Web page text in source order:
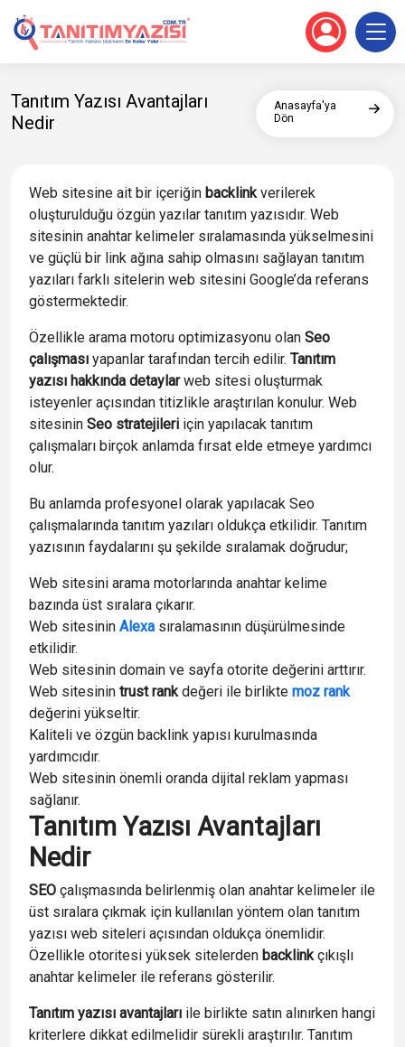
Tanıtım Yazısı Avantajları
Nedir
Anasayfa'ya
Dön
Web sitesine ait bir içeriğin backlinkverilerek
oluşturulduğu özgün yazılar tanıtım yazısıdır. Web
sitesinin anahtar kelimeler sıralamasında yükselmesini
ve güçlü bir link ağına sahip olmasını sağlayan tanıtım
yazıları farklı sitelerin web sitesini Google’da referans
göstermektedir.
Özellikle arama motoru optimizasyonu olan Seo
çalışması yapanlar tarafından tercih edilir. Tanıtım
yazısı hakkında detaylarweb sitesi oluşturmak
isteyenler açısından titizlikle araştırılan konulur. Web
sitesinin Seo stratejileri için yapılacak tanıtım
çalışmaları birçok anlamda fırsat elde etmeye yardımcı
olur.
Bu anlamda profesyonel olarak yapılacak Seo
çalışmalarında tanıtım yazıları oldukça etkilidir. Tanıtım
yazısının faydalarını şu şekilde sıralamak doğrudur;
Web sitesini arama motorlarında anahtar kelime
bazında üst sıralara çıkarır.
Web sitesinin Alexa sıralamasının düşürülmesinde
etkilidir.
Web sitesinin domain ve sayfa otorite değerini arttırır.
Web sitesinin trust rankdeğeri ile birlikte moz rank
değerini yükseltir.
Kaliteli ve özgün backlink yapısı kurulmasında
yardımcıdır.
Web sitesinin önemli oranda dijital reklam yapması
sağlanır.
Tanıtım Yazısı Avantajları
Nedir
SEO çalışmasında belirlenmiş olan anahtar kelimeler ile
üst sıralara çıkmak için kullanılan yöntem olan tanıtım
yazısı web siteleri açısından oldukça önemlidir.
Özellikle otoritesi yüksek sitelerden backlinkçıkışlı
anahtar kelimeler ile referans gösterilir.
Tanıtım yazısı avantajları ile birlikte satın alınırken hangi
kriterlere dikkat edilmelidir sürekli araştırılır. Tanıtım